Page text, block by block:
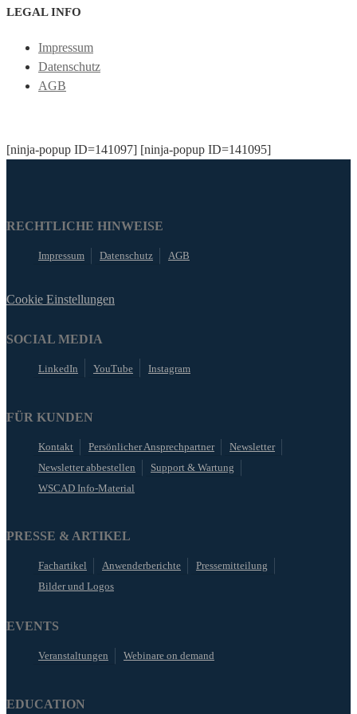
LEGAL INFO
Impressum
Datenschutz
AGB
[ninja-popup ID=141097] [ninja-popup ID=141095]
RECHTLICHE HINWEISE
Impressum Datenschutz AGB
Cookie Einstellungen
SOCIAL MEDIA
LinkedIn YouTube Instagram
FÜR KUNDEN
Kontakt Persönlicher Ansprechpartner
Newsletter
Newsletter abbestellen
Support & Wartung
WSCAD Info-Material
PRESSE & ARTIKEL
Fachartikel Anwenderberichte
Pressemitteilung
Bilder und Logos
EVENTS
Veranstaltungen Webinare on demand
EDUCATION